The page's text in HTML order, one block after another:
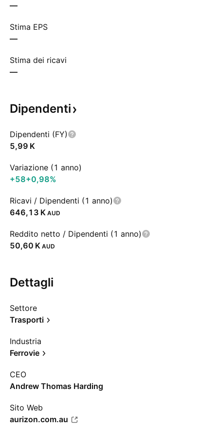
—
Stima EPS
—
Stima dei ricavi
—
Dipendenti
Dipendenti (FY)
‪5,99 K‬
Variazione (1 anno)
+58+0,98%
Ricavi / Dipendenti (1 anno)
‪646,13 K‬ AUD
Reddito netto / Dipendenti (1 anno)
‪50,60 K‬ AUD
Dettagli
Settore
Trasporti
Industria
Ferrovie
CEO
Andrew Thomas Harding
Sito Web
aurizon.com.au